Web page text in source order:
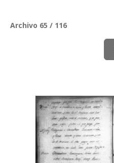
Archivo 65 / 116